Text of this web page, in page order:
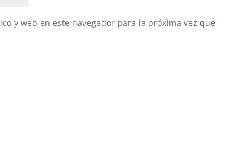
y web en este navegador para la próxima vez que